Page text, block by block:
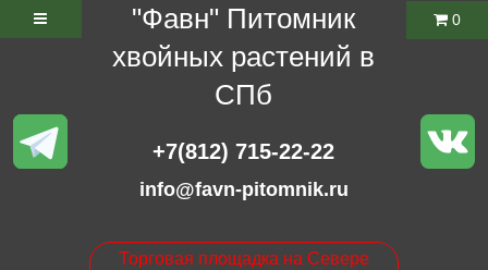
"Фавн" Питомник
хвойных растений в
СПб
+7(812) 715-22-22
info@favn-pitomnik.ru
Торговая площадка на Севере
0